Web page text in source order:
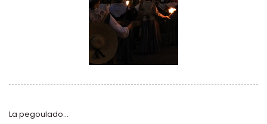
La pegoulado...